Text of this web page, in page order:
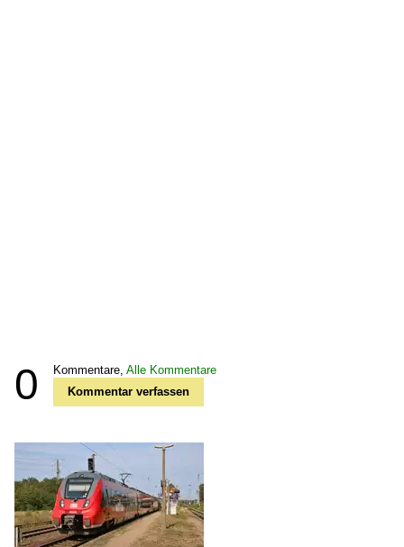
0 Kommentare, Alle Kommentare
Kommentar verfassen